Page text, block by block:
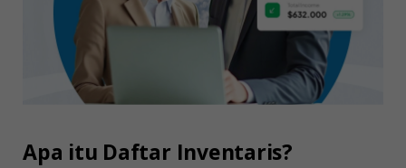
Apa itu Daftar Inventaris?